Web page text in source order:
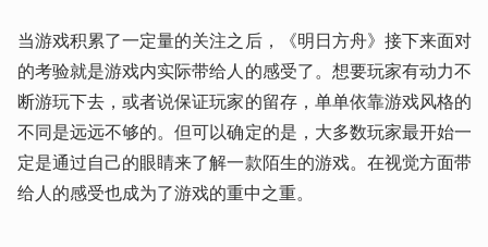
当游戏积累了一定量的关注之后，《明日方舟》接下来面对
的考验就是游戏内实际带给人的感受了。想要玩家有动力不
断游玩下去，或者说保证玩家的留存，单单依靠游戏风格的
不同是远远不够的。但可以确定的是，大多数玩家最开始一
定是通过自己的眼睛来了解一款陌生的游戏。在视觉方面带
给人的感受也成为了游戏的重中之重。